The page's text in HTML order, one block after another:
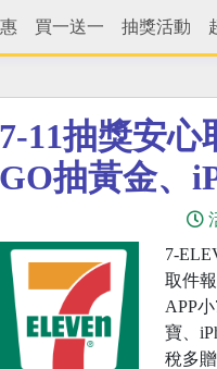
買一送一 抽獎活動
7-11抽獎安
GO抽黃金、
7-
取件
APP
寶、
稅多